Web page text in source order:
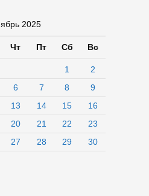
2025
Чт Пт Сб Вс
1
2
6 7 8
9
13 14 15
16
20 21 22
23
27 28 29 30